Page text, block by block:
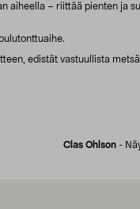
aiheella – riittää pienten ja
edistät vastuullista
Clas Ohlson -